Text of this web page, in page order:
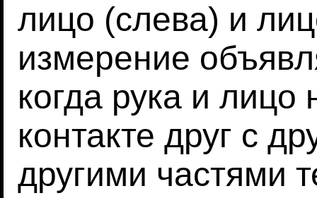
лицо (слева) и
измерение
когда рука и
контакте друг с
другими частями